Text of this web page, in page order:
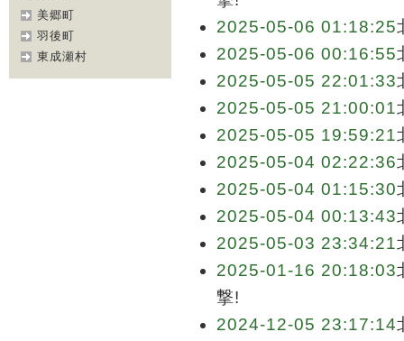
美郷町
羽後町
東成瀬村
2025-05-06 01:18:25
2025-05-06 00:16:55
2025-05-05 22:01:33
2025-05-05 21:00:01
2025-05-05 19:59:21
2025-05-04 02:22:36
2025-05-04 01:15:30
2025-05-04 00:13:43
2025-05-03 23:34:21
2025-01-16 20:18:03
撃!
2024-12-05 23:17:14